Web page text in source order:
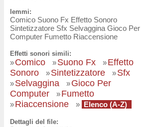
lemmi:
Comico Suono Fx Effetto Sonoro
Sintetizzatore Sfx Selvaggina Gioco Per
Computer Fumetto Riaccensione
Effetti sonori simili:
»Comico »Suono Fx »Effetto
Sonoro
»Sintetizzatore »Sfx
»Selvaggina »Gioco Per
Computer
»Fumetto
»Riaccensione » Elenco (A-Z)
Dettagli del file: